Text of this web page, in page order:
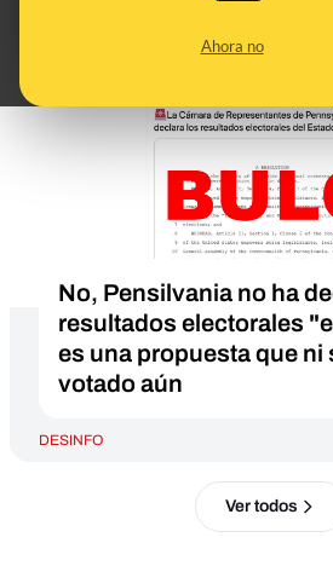
Ahora no
No, Pensilvania no ha
resultados electorales
es una propuesta que ni
votado aún
DESINFO
Ver todos